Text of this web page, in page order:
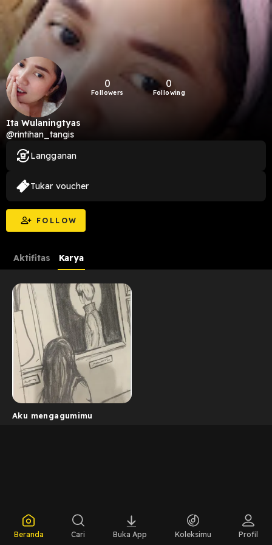
0
Followers
0
Following
Ita Wulaningtyas
@rintihan_tangis
FOLLOW
Langganan
Tukar voucher
Aktifitas Karya
Aku mengagumimu
Beranda Cari Buka App Koleksimu Profil